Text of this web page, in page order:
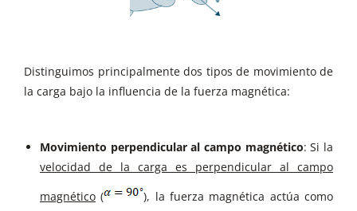
Distinguimos principalmente dos tipos de movimiento de
la carga bajo la influencia de la fuerza magnética:
Movimiento perpendicular al campo magnético: Si la
velocidad de la carga es perpendicular al campo
magnético (
), la fuerza magnética actúa como